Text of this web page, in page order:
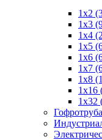
1x2
1x3
1x4
1x5
1x6
1x7
1x8
1x16
1x32
Гофротруба